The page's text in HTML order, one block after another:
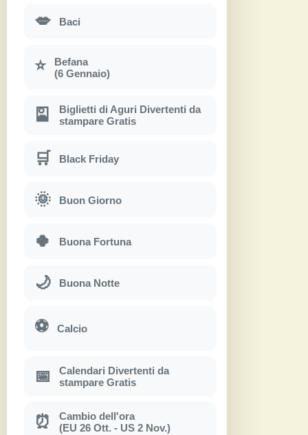
💋 Baci
⭐
Befana
(6 Gennaio)
🎴
Biglietti di Aguri Divertenti da
stampare Gratis
🛒 Black Friday
🌞 Buon Giorno
🍀 Buona Fortuna
🌙 Buona Notte
⚽ Calcio
📅
Calendari Divertenti da
stampare Gratis
⏰
Cambio dell'ora
(EU 26 Ott. - US 2 Nov.)